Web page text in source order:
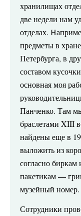
хранилищах
две недели нам
отделах.
предметы в
Петербурга, в
составом
основная моя
Панченко. Там
браслетами XIII
найдены еще в
выложить из
согласно
пакетикам —
музейный номер.
Сотрудники